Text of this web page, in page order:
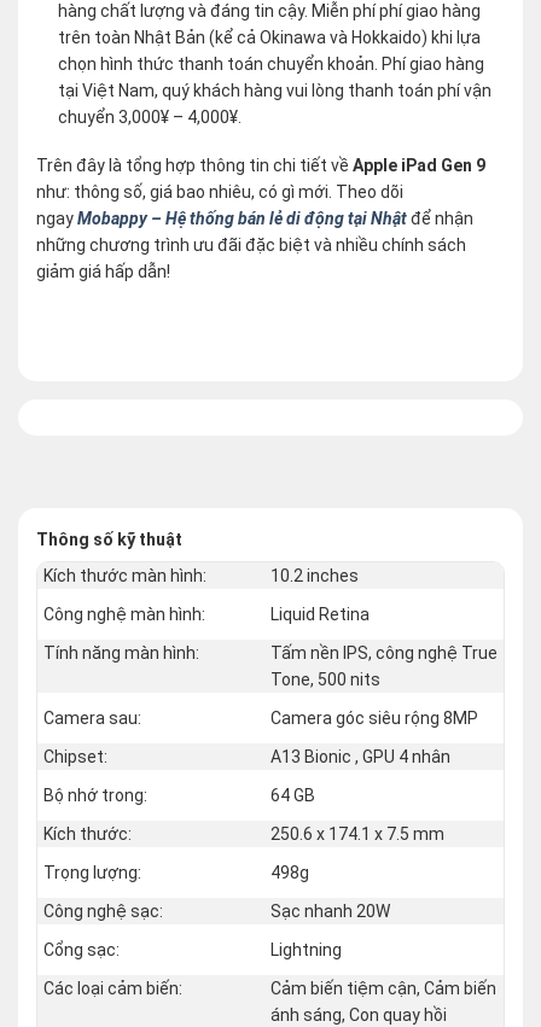
hàng chất lượng và đáng tin cậy. Miễn phí phí giao hàng
trên toàn Nhật Bản (kể cả Okinawa và Hokkaido) khi lựa
chọn hình thức thanh toán chuyển khoản. Phí giao hàng
tại Việt Nam, quý khách hàng vui lòng thanh toán phí vận
chuyển 3,000¥ – 4,000¥.
Trên đây là tổng hợp thông tin chi tiết về Apple iPad Gen 9
như: thông số, giá bao nhiêu, có gì mới. Theo dõi
ngayMobappy – Hệ thống bán lẻ di động tại Nhậtđể nhận
những chương trình ưu đãi đặc biệt và nhiều chính sách
giảm giá hấp dẫn!
Thông số kỹ thuật
Kích thước màn hình:
10.2 inches
Công nghệ màn hình:
Liquid Retina
Tính năng màn hình:
Tấm nền IPS, công nghệ True
Tone, 500 nits
Camera sau:
Camera góc siêu rộng 8MP
Chipset:
A13 Bionic , GPU 4 nhân
Bộ nhớ trong:
64 GB
Kích thước:
250.6 x 174.1 x 7.5 mm
Trọng lượng:
498g
Công nghệ sạc:
Sạc nhanh 20W
Cổng sạc:
Lightning
Các loại cảm biến:
Cảm biến tiệm cận, Cảm biến
ánh sáng, Con quay hồi